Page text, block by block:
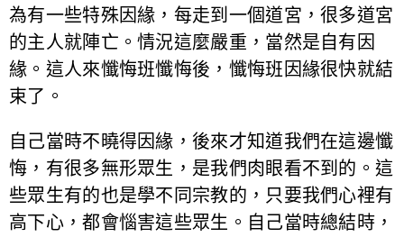
為有一些特殊因緣，每走到一個道宮，很多道宮
的主人就陣亡。情況這麼嚴重，當然是自有因
緣。這人來懺悔班懺悔後，懺悔班因緣很快就結
束了。
自己當時不曉得因緣，後來才知道我們在這邊懺
悔，有很多無形眾生，是我們肉眼看不到的。這
些眾生有的也是學不同宗教的，只要我們心裡有
高下心，都會惱害這些眾生。自己當時總結時，